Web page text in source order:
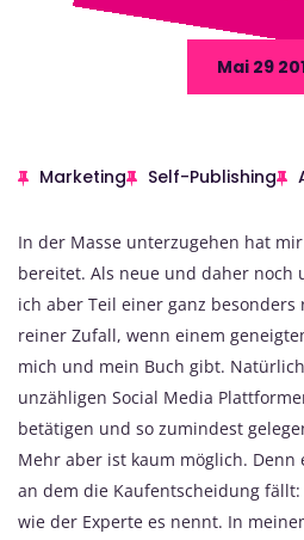
Mai 29
Marketing Self-Publishing
In der Masse unterzugehen hat
bereitet. Als neue und daher noch
ich aber Teil einer ganz
reiner Zufall, wenn einem
mich und mein Buch gibt.
unzähligen Social Media
betätigen und so zumindest
Mehr aber ist kaum möglich.
an dem die Kaufentscheidung fällt:
wie der Experte es nennt. In